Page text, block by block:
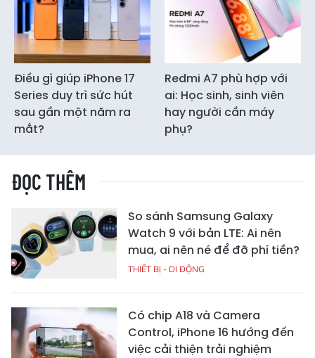
Điều gì giúp iPhone 17
Series duy trì sức hút
sau gần một năm ra
mắt?
Redmi A7 phù hợp với
ai: Học sinh, sinh viên
hay người cần máy
phụ?
ĐỌC THÊM
So sánh Samsung Galaxy
Watch 9 với bản LTE: Ai nên
mua, ai nên né để đỡ phí tiền?
THIẾT BỊ - DI ĐỘNG
Có chip A18 và Camera
Control, iPhone 16 hướng đến
việc cải thiện trải nghiệm